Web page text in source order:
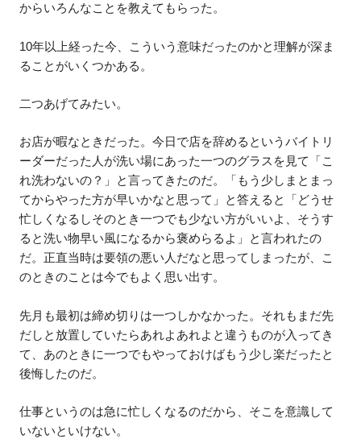
からいろんなことを教えてもらった。
10年以上経った今、こういう意味だったのかと理解が深ま
ることがいくつかある。
二つあげてみたい。
お店が暇なときだった。今日で店を辞めるというバイトリ
ーダーだった人が洗い場にあった一つのグラスを見て「こ
れ洗わないの？」と言ってきたのだ。「もう少しまとまっ
てからやった方が早いかなと思って」と答えると「どうせ
忙しくなるしそのとき一つでも少ない方がいいよ、そうす
ると洗い物早い風になるから褒めらるよ」と言われたの
だ。正直当時は要領の悪い人だなと思ってしまったが、こ
のときのことは今でもよく思い出す。
先月も最初は締め切りは一つしかなかった。それもまだ先
だしと放置していたらあれよあれよと違うものが入ってき
て、あのときに一つでもやっておけばもう少し楽だったと
後悔したのだ。
仕事というのは急に忙しくなるのだから、そこを意識して
いないといけない。